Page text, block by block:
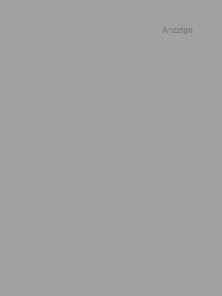
Anzeige